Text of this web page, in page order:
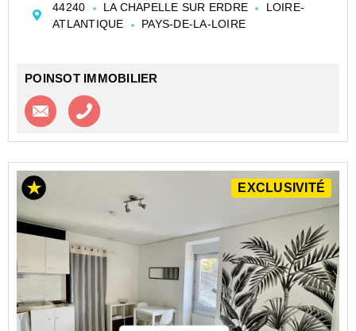
commune de LA CHAPELLE SUR ERDRE, au carrefour
de plusieurs zones d'activités économiques, l&...
44240 LA CHAPELLE SUR ERDRE
LOIRE-
ATLANTIQUE
PAYS-DE-LA-LOIRE
POINSOT IMMOBILIER
Contacter l'agence
EXCLUSIVITÉ